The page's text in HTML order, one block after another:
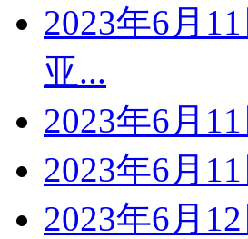
2023年6月
亚...
2023年6月
2023年6月
2023年6月